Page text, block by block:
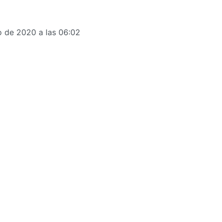
de 2020 a las 06:02